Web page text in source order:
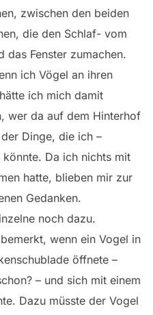
zwischen den beiden
die den Schlaf- vom
das Fenster zumachen.
ich Vögel an ihren
ich mich damit
wer da auf dem Hinterhof
Dinge, die ich –
Da ich nichts mit
hatte, blieben mir zur
Gedanken.
noch dazu.
wenn ein Vogel in
öffnete –
– und sich mit einem
Dazu müsste der Vogel